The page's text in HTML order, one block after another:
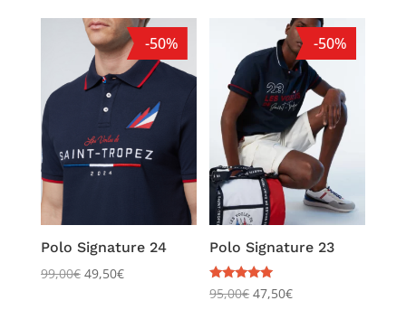
-50%
Polo Signature 24
99,00€ 49,50€
-50%
Polo Signature 23
Note
5.00
95,00€ 47,50€